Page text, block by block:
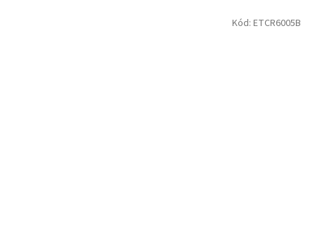
Kód: ETCR6005B